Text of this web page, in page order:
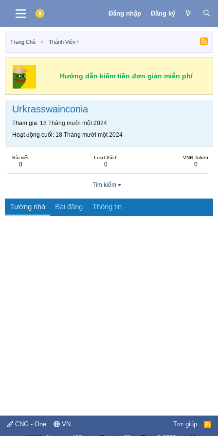
Đăng nhập Đăng ký
Trang Chủ Thành Viên
Hướng dẫn kiếm tiền đơn giản miễn phí
Urkrasswainconia
Tham gia 18 Tháng mười một 2024
Hoạt động cuối 18 Tháng mười một 2024
Bài viết
0
Lượt thích
0
VNB Token
0
Tìm kiếm
Tường nhà Bài đăng Thông tin
CNG - One VN Trợ giúp
R